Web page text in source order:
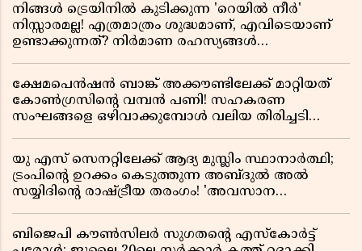
നിങ്ങൾ ട്രെയിനിൽ കുടിക്കുന്ന 'റെയിൽ നീർ'
നിസ്സാരമല്ല! എത്രമാത്രം ശുദ്ധമാണ്, എവിടെയാണ്
ഉണ്ടാക്കുന്നത്? നിർമാണ രഹസ്യങ്ങൾ
ക്ഷേമപെൻഷൻ ബാങ്ക് അക്കൗണ്ടിലേക്ക് മാറ്റിയത്
കോൺഗ്രസിന്റെ വമ്പൻ പണി! സഹകരണ
സംഘങ്ങളെ ഒഴിവാക്കുമ്പോൾ വലിയ തിരിച്ചടി
യു എസ് സെനറ്റിലേക്ക് ആദ്യ മുസ്ലിം സ്ഥാനാർത്ഥി;
ട്രംപിന്റെ ഉറക്കം കെടുത്തുന്ന അബ്ദുൽ അൽ
സയ്യിദിന്റെ രാഷ്ട്രീയ തരംഗം! 'അവസാന
ബിജെപി കൗൺസിലർ സുഗതന്റെ എസ്‌കോർട്ട്